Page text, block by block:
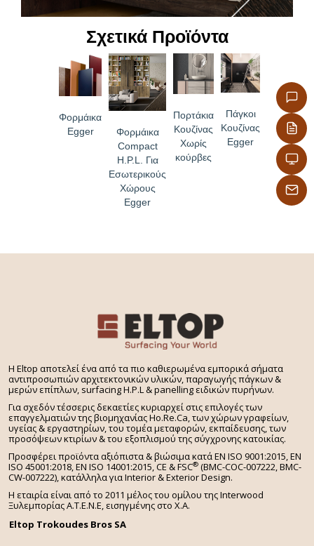
– Υψηλή αντοχή στα χημικά
– Υψηλή αισθητική, υφή και αφή
Σχετικά Προϊόντα
Φορμάικα
Egger
Φορμάικα
Compact
H.P.L. Για
Εσωτερικούς
Χώρους
Egger
Πορτάκια
Κουζίνας
Χωρίς
κούρβες
Πάγκοι
Κουζίνας
Egger
H Eltop αποτελεί ένα από τα πιο καθιερωμένα εμπορικά σήματα
αντιπροσωπιών αρχιτεκτονικών υλικών, παραγωγής πάγκων &
μερών επίπλων, surfacing H.P.L & panelling ειδικών πυρήνων.
Για σχεδόν τέσσερις δεκαετίες κυριαρχεί στις επιλογές των
επαγγελματιών της βιομηχανίας Ho.Re.Ca, των χώρων γραφείων,
υγείας & εργαστηρίων, του τομέα μεταφορών, εκπαίδευσης, των
προσόψεων κτιρίων & του εξοπλισμού της σύγχρονης κατοικίας.
Προσφέρει προϊόντα αξιόπιστα & βιώσιμα κατά EN ISO 9001:2015, EN
ISO 45001:2018, EN ISO 14001:2015,CE & FSC® (BMC-COC-007222, BMC-
CW-007222), κατάλληλα για Interior & Exterior Design.
Η εταιρία είναι από το 2011 μέλος του ομίλου της Interwood
Ξυλεμπορίας Α.Τ.Ε.Ν.Ε, εισηγμένης στο Χ.A.
Eltop Trokoudes Bros SA